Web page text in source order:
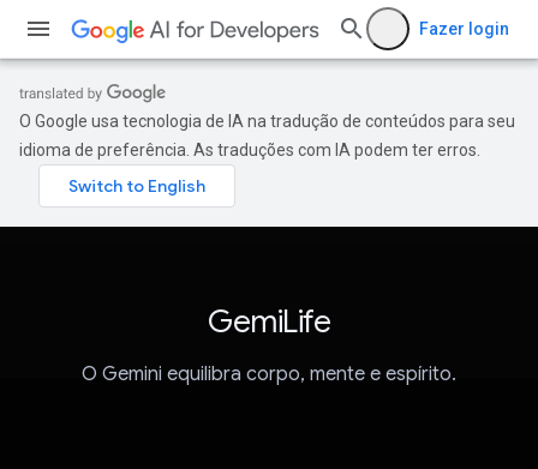
Fazer login
O Google usa tecnologia de IA na tradução de conteúdos para seu
idioma de preferência. As traduções com IA podem ter erros.
GemiLife
O Gemini equilibra corpo, mente e espírito.